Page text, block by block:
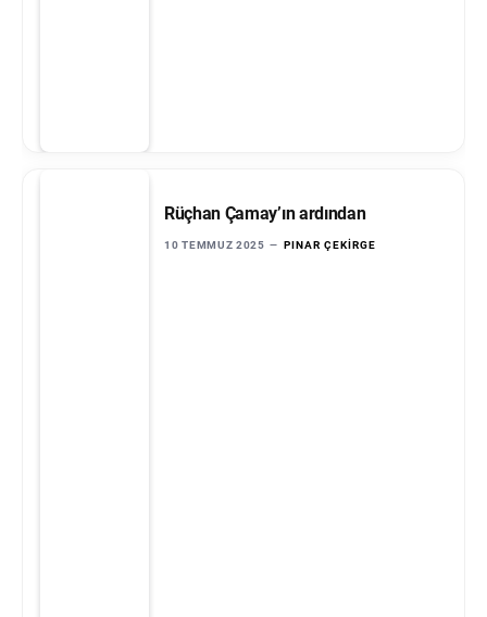
Rüçhan Çamay’ın ardından
10 TEMMUZ 2025 PINAR ÇEKIRGE